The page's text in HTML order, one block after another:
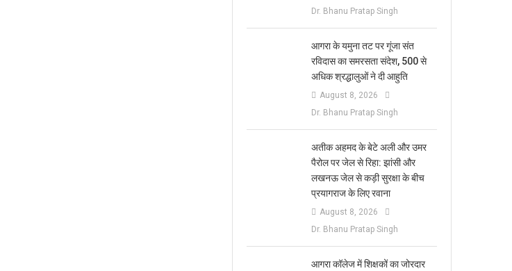
Dr. Bhanu Pratap Singh
आगरा के यमुना तट पर गूंजा संत
रविदास का समरसता संदेश, 500 से
अधिक श्रद्धालुओं ने दी आहुति
August 8, 2026
Dr. Bhanu Pratap Singh
अतीक अहमद के बेटे अली और उमर
पैरोल पर जेल से रिहा: झांसी और
लखनऊ जेल से कड़ी सुरक्षा के बीच
प्रयागराज के लिए रवाना
August 8, 2026
Dr. Bhanu Pratap Singh
आगरा कॉलेज में शिक्षकों का जोरदार